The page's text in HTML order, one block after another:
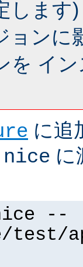
します
ョンに
を イ
に追
に
--
test/